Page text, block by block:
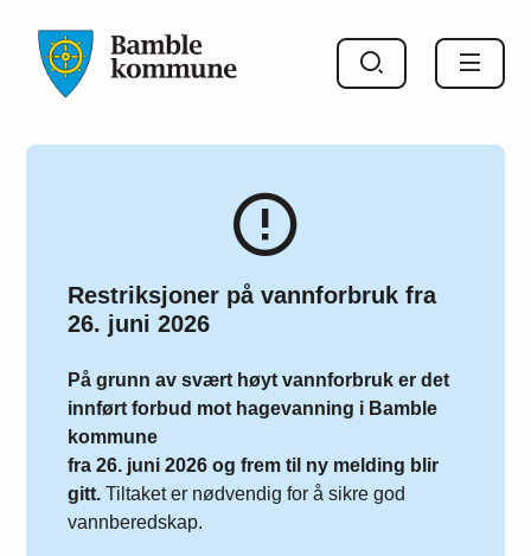
Restriksjoner på vannforbruk fra
26. juni 2026
På grunn av svært høyt vannforbruk er det
innført forbud mot hagevanning i Bamble
kommune
fra 26. juni 2026 og frem til ny melding blir
gitt.Tiltaket er nødvendig for å sikre god
vannberedskap.